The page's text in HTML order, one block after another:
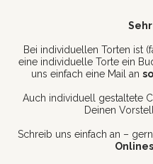
Bei individuellen Torten ist
eine individuelle Torte ein
uns einfach eine Mail an
Auch individuell gestaltete
Deinen
Schreib uns einfach an –